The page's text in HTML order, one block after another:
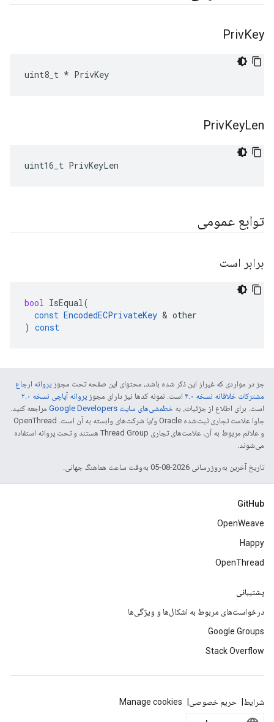
PrivKey
uint8_t * PrivKey
PrivKeyLen
uint16_t PrivKeyLen
توابع عمومی
برابر است
bool IsEqual(
const EncodedECPrivateKey & other
) const
جز در مواردی که غیراز این ذکر شده باشد، محتوای این صفحه تحت مجوز پروانه ارجاع
مشترکات خلاقانه نسخه ۴.۰
است. نمونه کدها نیز دارای مجوز پروانه آپاچی نسخه ۲.۰
است. برای اطلاع از جزئیات، به خطمشی‌های سایت Google Developers‏
مراجعه کنید.
جاوا علامت تجاری ثبت‌شده Oracle و/یا شرکت‌های وابسته به آن است. ‫OpenThread
و علائم مربوط به آن، علامت‌های تجاری Thread Group هستند و تحت پروانه استفاده
می‌شوند.
تاریخ آخرین به‌روزرسانی 2026-08-05 به‌وقت ساعت هماهنگ جهانی.
GitHub
OpenWeave
Happy
OpenThread
پشتیبانی
درخواست‌های مربوط به اشکال‌ها و ویژگی‌ها
Google Groups
Stack Overflow
شرایط حریم خصوصی Manage cookies